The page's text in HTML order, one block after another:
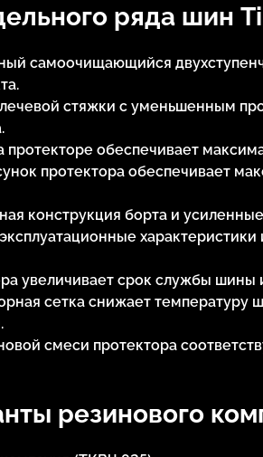
ряда шин
самоочищающийся
стяжки с уменьшенным
обеспечивает
протектора обеспечивает
конструкция борта и
увеличивает срок службы шины
сетка снижает температуру
смеси протектора
резинового